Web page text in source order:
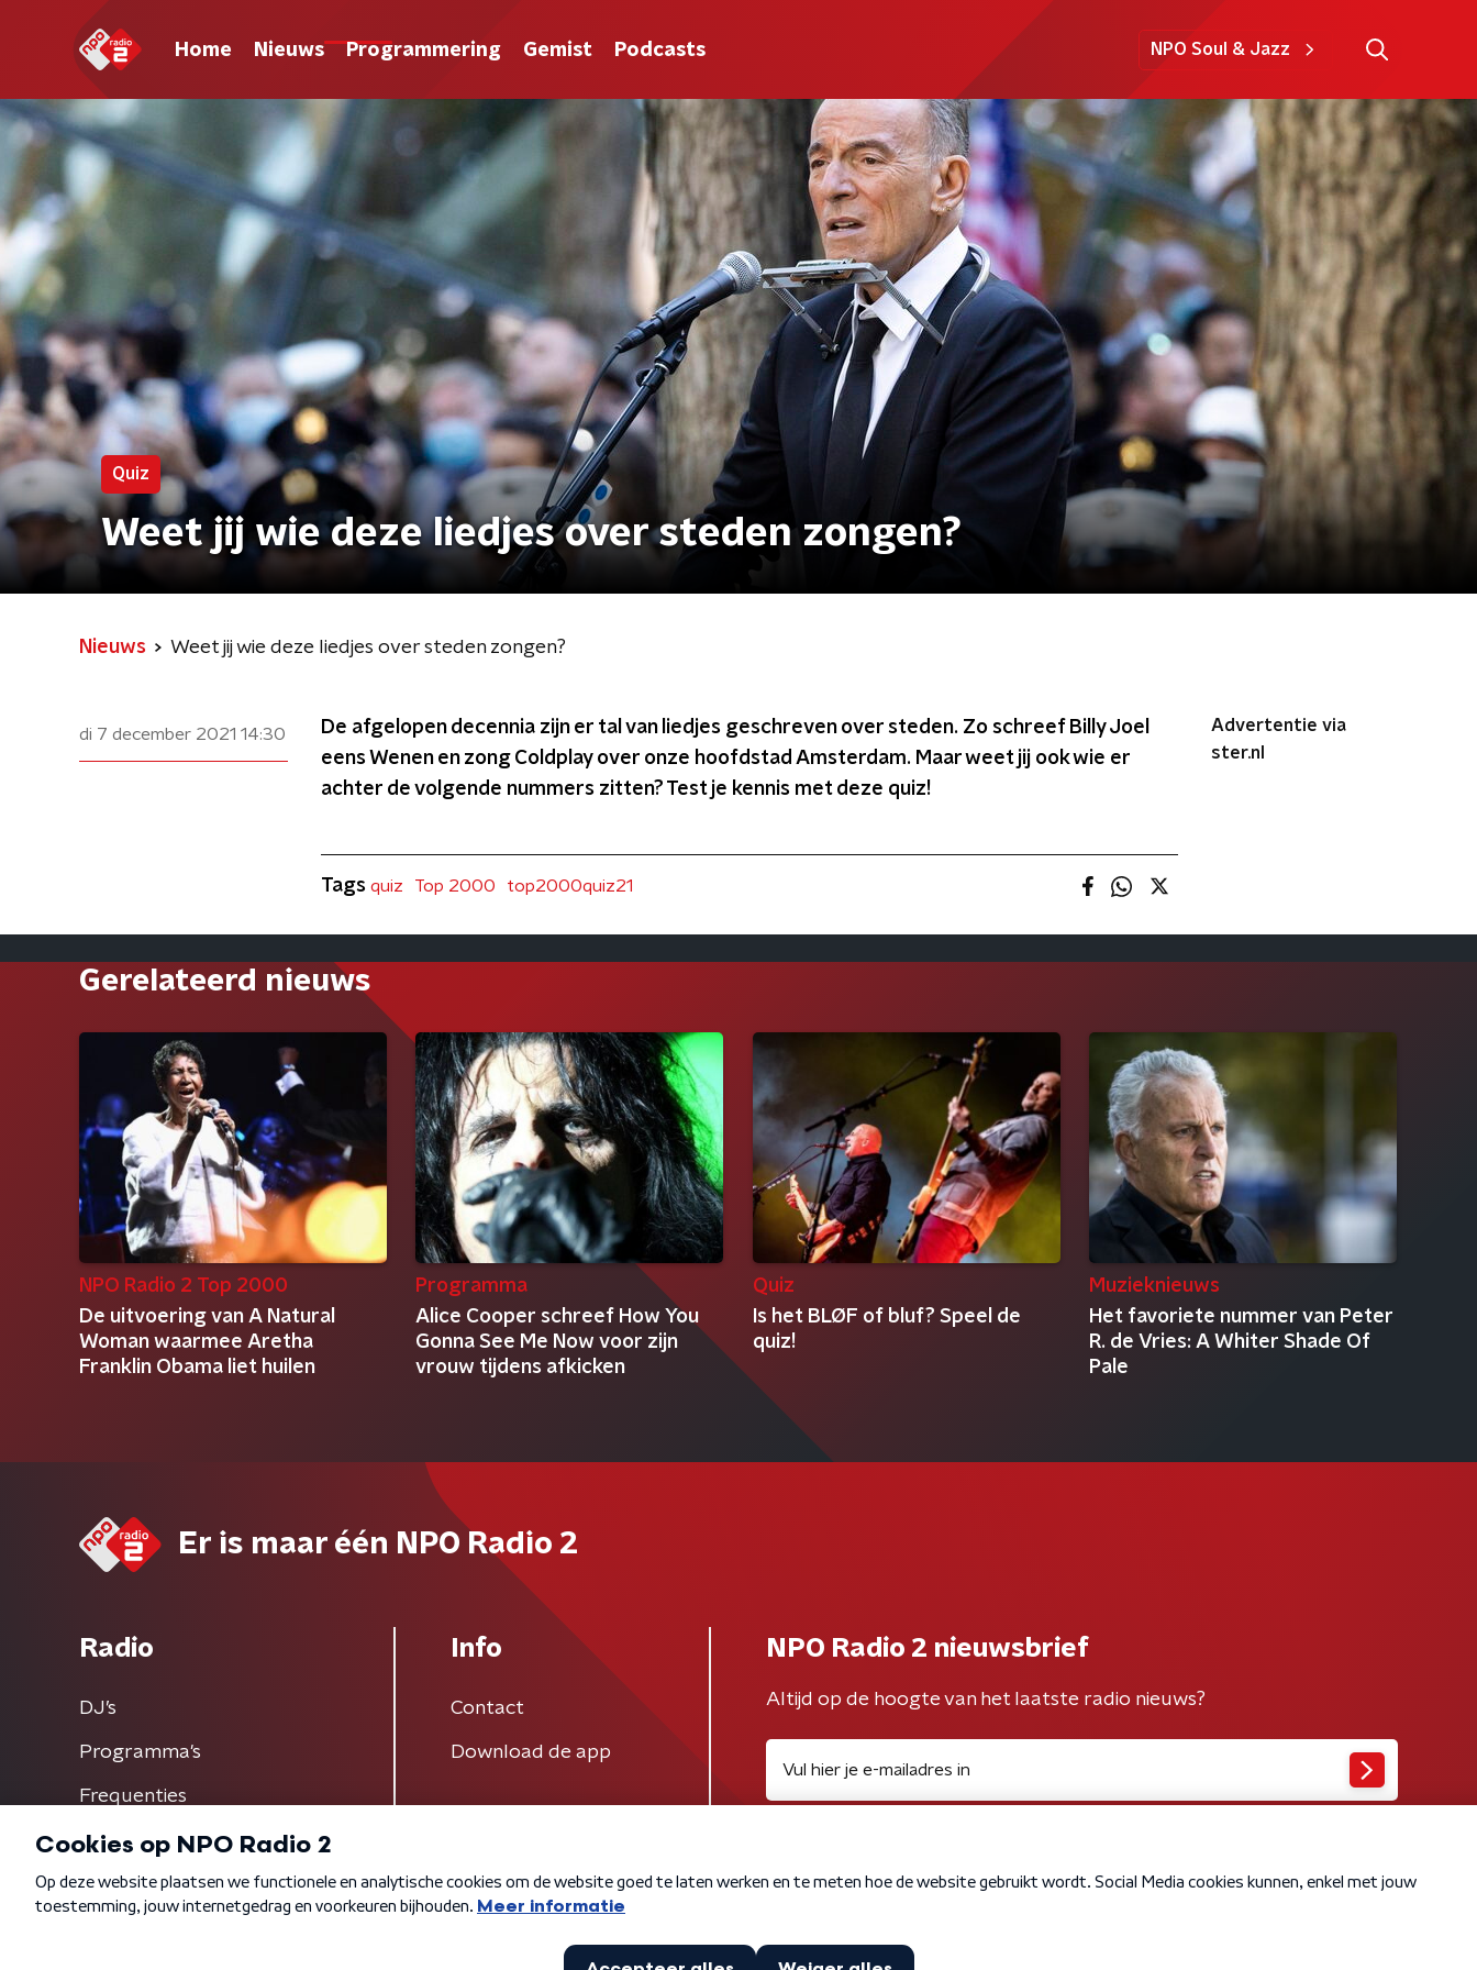
Home Nieuws Programmering Gemist Podcasts NPO Soul & Jazz
Quiz
Weet jij wie deze liedjes over steden zongen?
Nieuws Weet jij wie deze liedjes over steden zongen?
di 7 december 2021 14:30
De afgelopen decennia zijn er tal van liedjes geschreven over steden. Zo schreef Billy Joel
eens Wenen en zong Coldplay over onze hoofdstad Amsterdam. Maar weet jij ook wie er
achter de volgende nummers zitten? Test je kennis met deze quiz!
Advertentie via
ster.nl
Tags quiz Top 2000 top2000quiz21
Gerelateerd nieuws
NPO Radio 2 Top 2000
De uitvoering van A Natural
Woman waarmee Aretha
Franklin Obama liet huilen
Programma
Alice Cooper schreef How You
Gonna See Me Now voor zijn
vrouw tijdens afkicken
Quiz
Is het BLØF of bluf? Speel de
quiz!
Muzieknieuws
Het favoriete nummer van Peter
R. de Vries: A Whiter Shade Of
Pale
Er is maar één NPO Radio 2
Radio
DJ’s
Programma's
Frequenties
Info
Contact
Download de app
NPO Radio 2 nieuwsbrief
Altijd op de hoogte van het laatste radio nieuws?
Algemene voorwaarden Privacybeleid